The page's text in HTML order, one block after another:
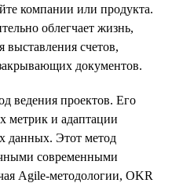
компании или продукта.
облегчает жизнь,
выставления счетов,
документов.
ведения проектов. Его
метрик и адаптации
данных. Этот метод
современными
Agile-методологии, OKR